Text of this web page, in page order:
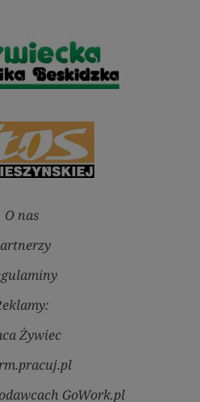
O nas
Żywiec
GoWork.pl